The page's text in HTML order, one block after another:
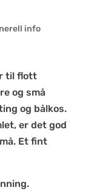
info
til flott
og små
og bålkos.
er det god
Et fint